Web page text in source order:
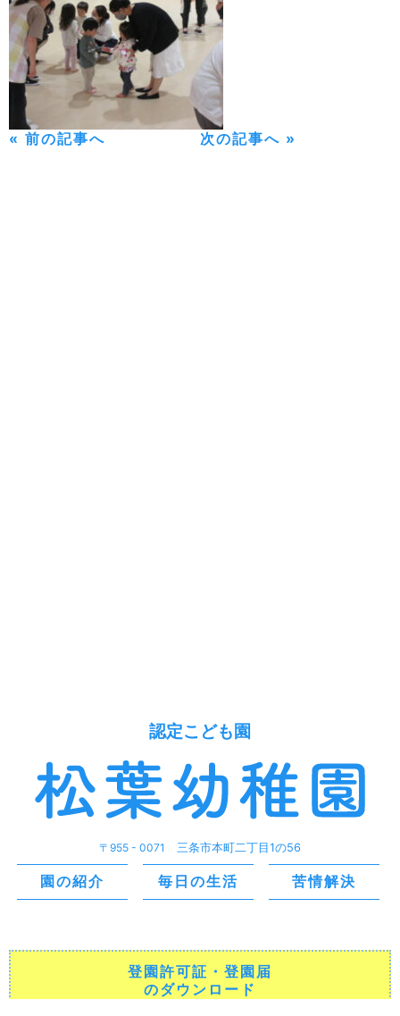
« 前の記事へ 次の記事へ »
認定こども園
〒955 - 0071 三条市本町二丁目1の56
園の紹介 毎日の生活 苦情解決
登園許可証・登園届
のダウンロード